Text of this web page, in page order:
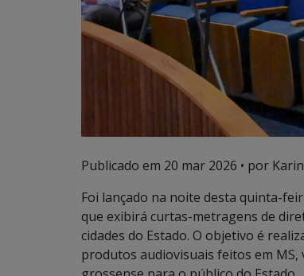
Publicado em 20 mar 2026 • por
Foi lançado na noite desta quinta-
que exibirá curtas-metragens de
cidades do Estado. O objetivo é
produtos audiovisuais feitos em